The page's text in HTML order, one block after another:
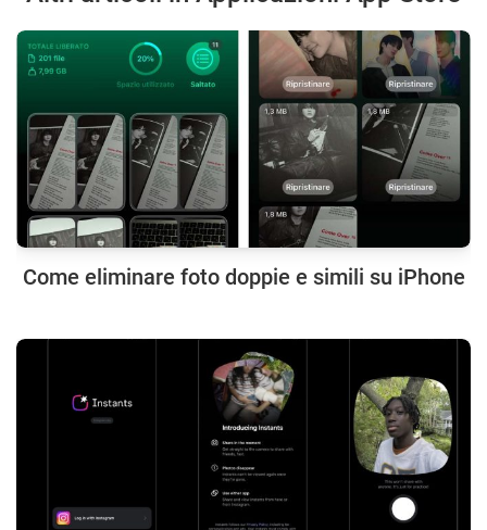
Come eliminare foto doppie e simili su iPhone